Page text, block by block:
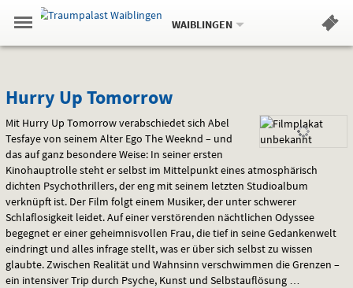
Springe
zum
,zum
.
Navigation
Gehe
zur
Standortauswahl
Standort:
WAIBLINGEN.
Hinweis
Hurry
Up
Tomorrow
Hurry Up Tomorrow
Mit Hurry Up Tomorrow verabschiedet sich Abel
Tesfaye von seinem Alter Ego The Weeknd – und
das auf ganz besondere Weise: In seiner ersten
Kinohauptrolle steht er selbst im Mittelpunkt eines atmosphärisch
dichten Psychothrillers, der eng mit seinem letzten Studioalbum
verknüpft ist. Der Film folgt einem Musiker, der unter schwerer
Schlaflosigkeit leidet. Auf einer verstörenden nächtlichen Odyssee
begegnet er einer geheimnisvollen Frau, die tief in seine Gedankenwelt
eindringt und alles infrage stellt, was er über sich selbst zu wissen
glaubte. Zwischen Realität und Wahnsinn verschwimmen die Grenzen –
ein intensiver Trip durch Psyche, Kunst und Selbstauflösung …